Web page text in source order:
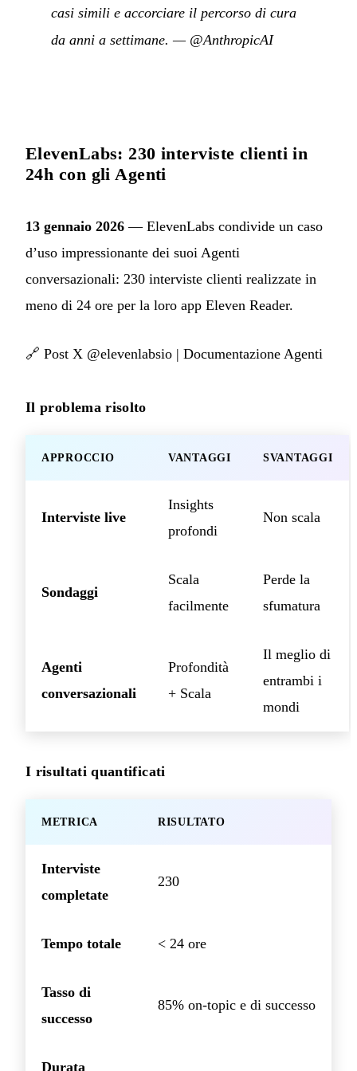
casi simili e accorciare il percorso di cura
da anni a settimane. — @AnthropicAI
ElevenLabs: 230 interviste clienti in
24h con gli Agenti
13 gennaio 2026 — ElevenLabs condivide un caso
d’uso impressionante dei suoi Agenti
conversazionali: 230 interviste clienti realizzate in
meno di 24 ore per la loro app Eleven Reader.
🔗 Post X @elevenlabsio | Documentazione Agenti
Il problema risolto
APPROCCIO VANTAGGI SVANTAGGI
Interviste live
Insights
profondi
Non scala
Sondaggi
Scala
facilmente
Perde la
sfumatura
Agenti
conversazionali
Profondità
+ Scala
Il meglio di
entrambi i
mondi
I risultati quantificati
METRICA RISULTATO
Interviste
completate
230
Tempo totale < 24 ore
Tasso di
successo
85% on-topic e di successo
Durata